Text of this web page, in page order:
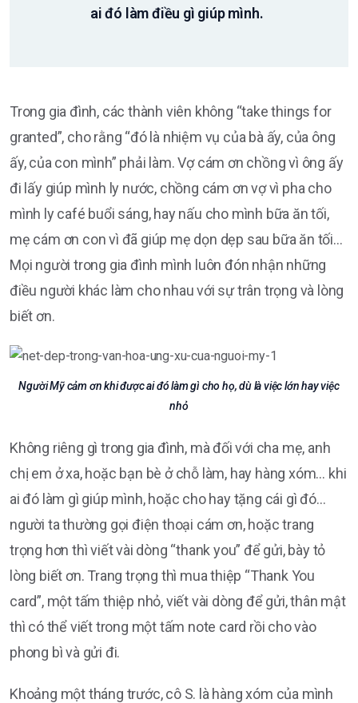
ai đó làm điều gì giúp mình.
Trong gia đình, các thành viên không “take things for
granted”, cho rằng “đó là nhiệm vụ của bà ấy, của ông
ấy, của con mình” phải làm. Vợ cám ơn chồng vì ông ấy
đi lấy giúp mình ly nước, chồng cám ơn vợ vì pha cho
mình ly café buổi sáng, hay nấu cho mình bữa ăn tối,
mẹ cám ơn con vì đã giúp mẹ dọn dẹp sau bữa ăn tối…
Mọi người trong gia đình mình luôn đón nhận những
điều người khác làm cho nhau với sự trân trọng và lòng
biết ơn.
Người Mỹ cảm ơn khi được ai đó làm gì cho họ, dù là việc lớn hay việc
nhỏ
Không riêng gì trong gia đình, mà đối với cha mẹ, anh
chị em ở xa, hoặc bạn bè ở chỗ làm, hay hàng xóm… khi
ai đó làm gì giúp mình, hoặc cho hay tặng cái gì đó…
người ta thường gọi điện thoại cám ơn, hoặc trang
trọng hơn thì viết vài dòng “thank you” để gửi, bày tỏ
lòng biết ơn. Trang trọng thì mua thiệp “Thank You
card”, một tấm thiệp nhỏ, viết vài dòng để gửi, thân mật
thì có thể viết trong một tấm note card rồi cho vào
phong bì và gửi đi.
Khoảng một tháng trước, cô S. là hàng xóm của mình